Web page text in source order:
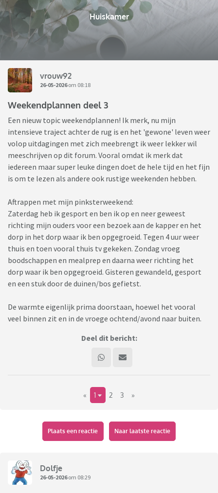
Huiskamer
vrouw92
26-05-2026om 08:18
Weekendplannen deel 3
Een nieuw topic weekendplannen! Ik merk, nu mijn
intensieve traject achter de rug is en het 'gewone' leven weer
volop uitdagingen met zich meebrengt ik weer lekker wil
meeschrijven op dit forum. Vooral omdat ik merk dat
iedereen maar super leuke dingen doet de hele tijd en het fijn
is om te lezen als andere ook rustige weekenden hebben.
Aftrappen met mijn pinksterweekend:
Zaterdag heb ik gesport en ben ik op en neer geweest
richting mijn ouders voor een bezoek aan de kapper en het
dorp in het dorp waar ik ben opgegroeid. Tegen 4 uur weer
thuis en toen vooral thuis tv gekeken. Zondag vroeg
boodschappen en mealprep en daarna weer richting het
dorp waar ik ben opgegroeid. Gisteren gewandeld, gesport
en een stuk door de duinen/bos gefietst.
De warmte eigenlijk prima doorstaan, hoewel het vooral
veel binnen zit en in de vroege ochtend/avond naar buiten.
Deel dit bericht:
« 1 2 3 »
Plaats een reactie Naar laatste reactie
Dolfje
26-05-2026om 08:29